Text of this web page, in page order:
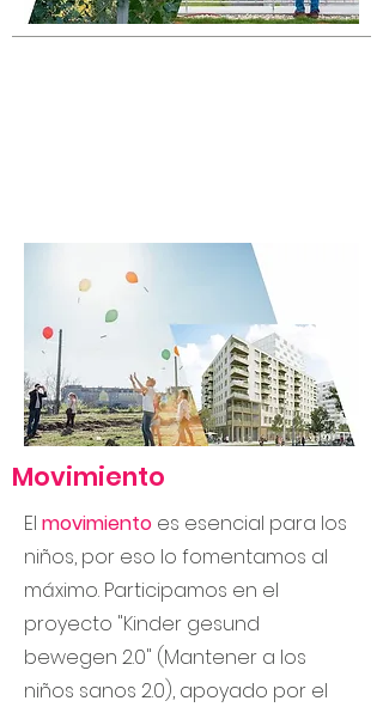
Movimiento
El movimiento es esencial para los
niños, por eso lo fomentamos al
máximo. Participamos en el
proyecto "Kinder gesund
bewegen 2.0" (Mantener a los
niños sanos 2.0), apoyado por el